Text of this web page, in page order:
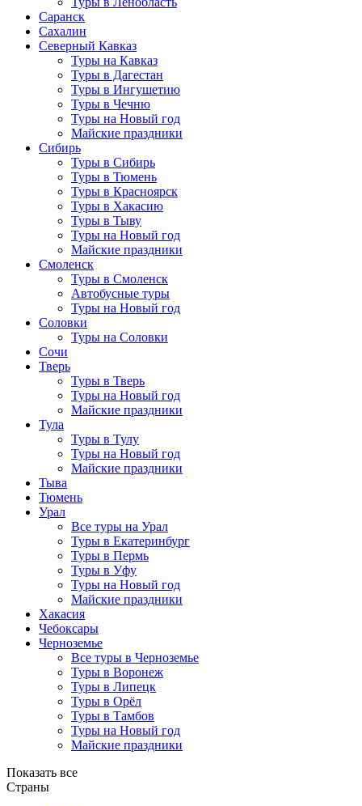
Саранск
Сахалин
Северный Кавказ
Туры на Кавказ
Туры в Дагестан
Туры в Ингушетию
Туры в Чечню
Туры на Новый год
Майские праздники
Сибирь
Туры в Сибирь
Туры в Тюмень
Туры в Красноярск
Туры в Хакасию
Туры в Тыву
Туры на Новый год
Майские праздники
Смоленск
Туры в Смоленск
Автобусные туры
Туры на Новый год
Соловки
Туры на Соловки
Сочи
Тверь
Туры в Тверь
Туры на Новый год
Майские праздники
Тула
Туры в Тулу
Туры на Новый год
Майские праздники
Тыва
Тюмень
Урал
Все туры на Урал
Туры в Екатеринбург
Туры в Пермь
Туры в Уфу
Туры на Новый год
Майские праздники
Хакасия
Чебоксары
Черноземье
Все туры в Черноземье
Туры в Воронеж
Туры в Липецк
Туры в Орёл
Туры в Тамбов
Туры на Новый год
Майские праздники
Показать все
Страны